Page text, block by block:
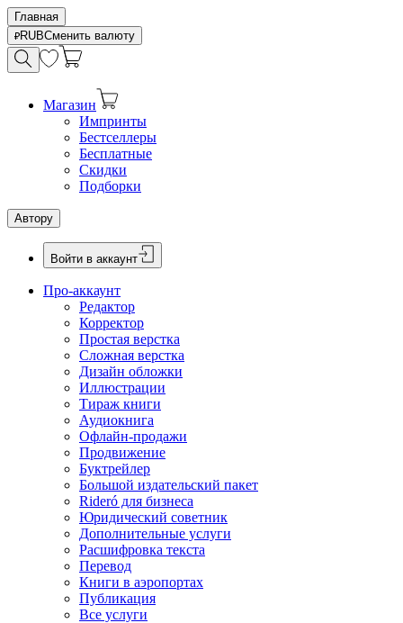
Главная
RUBСменить валюту
Магазин
Импринты
Бестселлеры
Бесплатные
Скидки
Подборки
Автору
Войти в аккаунт
Про-аккаунт
Редактор
Корректор
Простая верстка
Сложная верстка
Дизайн обложки
Иллюстрации
Тираж книги
Аудиокнига
Офлайн-продажи
Продвижение
Буктрейлер
Большой издательский пакет
Rideró для бизнеса
Юридический советник
Дополнительные услуги
Расшифровка текста
Перевод
Книги в аэропортах
Публикация
Все услуги